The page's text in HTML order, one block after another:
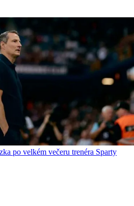
po velkém večeru trenéra Sparty